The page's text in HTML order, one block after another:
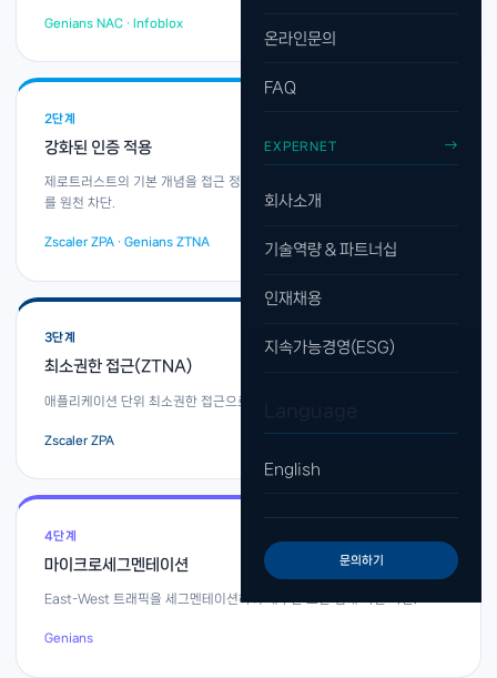
온라인문의
FAQ
EXPERNET
회사소개
기술역량 & 파트너십
인재채용
지속가능경영(ESG)
English
문의하기
Genians NAC · Infoblox
2단계
강화된 인증 적용
제로트러스트의 기본 개념을 접근 정책으로 하여 패스워드 탈취로 인한 침해
를 원천 차단.
Zscaler ZPA · Genians ZTNA
3단계
최소권한 접근(ZTNA)
애플리케이션 단위 최소권한 접근으로 내부망 전체 노출을 제거.
Zscaler ZPA
4단계
마이크로세그멘테이션
East-West 트래픽을 세그멘테이션하여 내부간 보안 침해 확산 차단.
Genians